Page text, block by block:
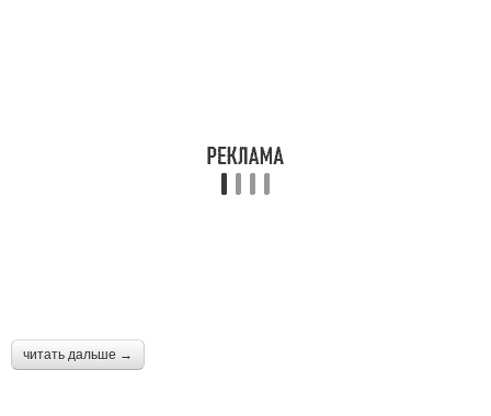
читать дальше →